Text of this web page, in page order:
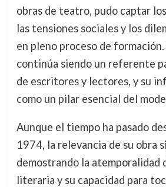
obras de teatro, pudo captar
las tensiones sociales y los
en pleno proceso de formación.
continúa siendo un referente
de escritores y lectores, y su
como un pilar esencial del
Aunque el tiempo ha pasado
1974, la relevancia de su obra
demostrando la atemporalidad
literaria y su capacidad para